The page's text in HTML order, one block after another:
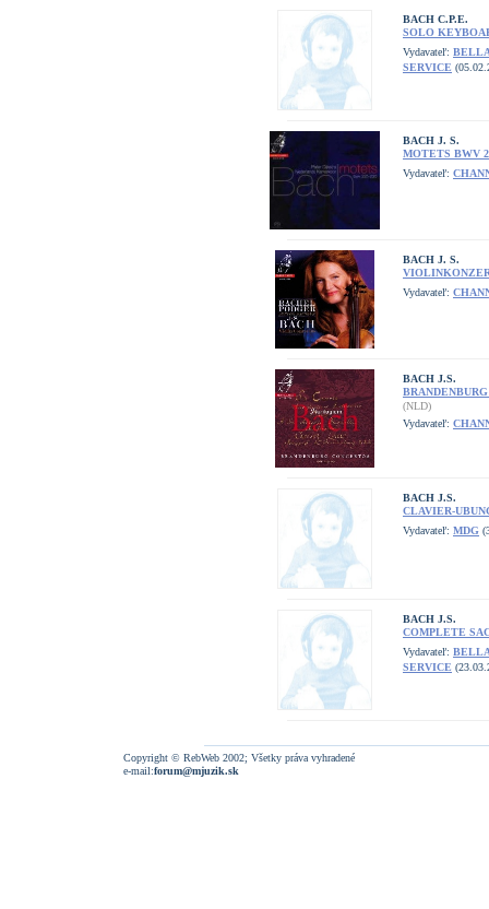
BACH C.P.E.
SOLO
Vydavateľ:
SERVICE
BACH J. S.
MOTETS BWV
Vydavateľ:
BACH J. S.
Vydavateľ:
BACH J.S.
(NLD)
Vydavateľ:
BACH J.S.
CLAVIER-
Vydavateľ: MDG
BACH J.S.
COMPLETE
Vydavateľ:
SERVICE
Copyright © RebWeb 2002; Všetky práva vyhradené
e-mail:forum@mjuzik.sk